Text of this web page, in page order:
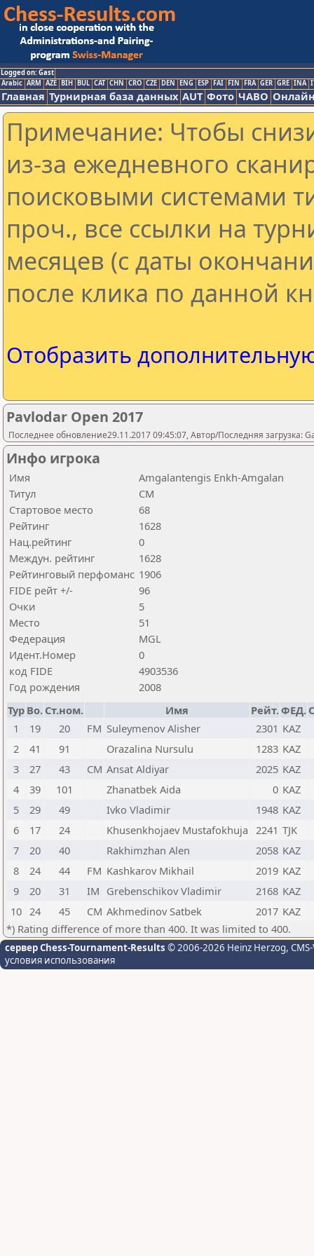
Logged on: Gast
Arabic ARM AZE BIH BUL CAT CHN CRO CZE DEN ENG ESP FAI FIN FRA GER GRE INA
Главная Турнирная база данных AUT Фото ЧАВО
Примечание: Чтобы
из-за ежедневного
поисковыми системами
проч., все ссылки на
месяцев (с даты
после клика по данной
Отобразить
Pavlodar Open 2017
Последнее обновление29.11.2017 09:45:07, Автор/Последняя загрузка:
Инфо игрока
Имя
Amgalantengis Enkh-Amgalan
Титул
CM
Стартовое место
68
Рейтинг
1628
Нац.рейтинг
0
Междун. рейтинг
1628
Рейтинговый перфоманс 1906
FIDE рейт +/-
96
Очки
5
Место
51
Федерация
MGL
Идент.Номер
0
код FIDE
4903536
Год рождения
2008
Тур Bo. Ст.ном. Имя Рейт.ФЕД.
1
19 20 FM Suleymenov Alisher 2301 KAZ
2
41 91 Orazalina Nursulu 1283 KAZ
3
27 43 CM Ansat Aldiyar 2025 KAZ
4
39 101 Zhanatbek Aida 0 KAZ
5
29 49 Ivko Vladimir 1948 KAZ
6
17 24 Khusenkhojaev Mustafokhuja 2241 TJK
7
20 40 Rakhimzhan Alen 2058 KAZ
8
24 44 FM Kashkarov Mikhail 2019 KAZ
9
20 31 IM Grebenschikov Vladimir 2168 KAZ
10 24 45 CM Akhmedinov Satbek 2017 KAZ
*) Rating difference of more than 400. It was limited to 400.
сервер Chess-Tournament-Results © 2006-2026 Heinz Herzog,
условия использования